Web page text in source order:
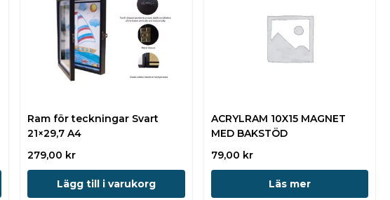
Ram för teckningar Svart
21×29,7 A4
279,00 kr
Lägg till i varukorg
ACRYLRAM 10X15 MAGNET
MED BAKSTÖD
79,00 kr
Läs mer